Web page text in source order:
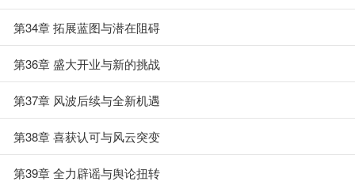
第34章 拓展蓝图与潜在阻碍
第36章 盛大开业与新的挑战
第37章 风波后续与全新机遇
第38章 喜获认可与风云突变
第39章 全力辟谣与舆论扭转